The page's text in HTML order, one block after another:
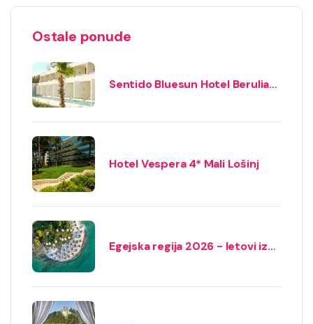
Ostale ponude
Sentido Bluesun Hotel Berulia
Hotel Vespera 4* Mali Lošinj
Egejska regija 2026 - letovi iz